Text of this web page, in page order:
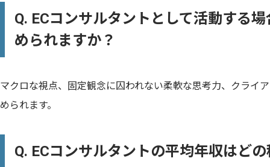
Q. ECコンサルタントとして活動する
められますか？
マクロな視点、固定観念に囚われない柔軟な思考力、クライ
められます。
Q. ECコンサルタントの平均年収はど